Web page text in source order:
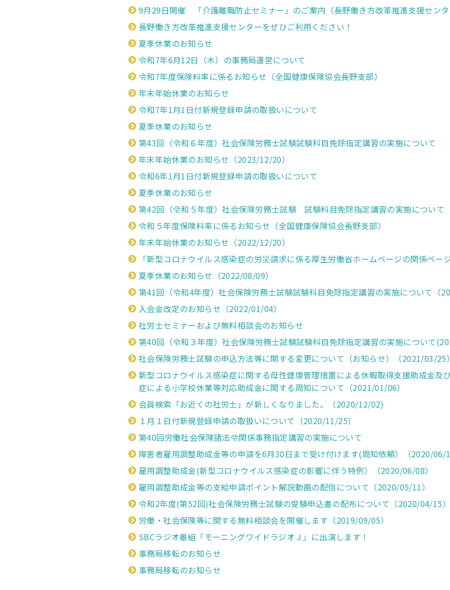
9月29日開催 「介護離職防止セミナー」のご案内（長野働き方改革推進支援セン
長野働き方改革推進支援センターをぜひご利用ください！
夏季休業のお知らせ
令和7年6月12日（木）の事務局運営について
令和7年度保険料率に係るお知らせ（全国健康保険協会長野支部）
年末年始休業のお知らせ
令和7年1月1日付新規登録申請の取扱いについて
夏季休業のお知らせ
第43回（令和６年度）社会保険労務士試験試験科目免除指定講習の実施について
年末年始休業のお知らせ（2023/12/20）
令和6年1月1日付新規登録申請の取扱いについて
夏季休業のお知らせ
第42回（令和５年度）社会保険労務士試験 試験科目免除指定講習の実施について
令和５年度保険料率に係るお知らせ（全国健康保険協会長野支部）
年末年始休業のお知らせ（2022/12/20）
「新型コロナウイルス感染症の労災請求に係る厚生労働省ホームページの関係ペー
夏季休業のお知らせ（2022/08/09）
第41回（令和4年度）社会保険労務士試験試験科目免除指定講習の実施について（
入会金改定のお知らせ（2022/01/04）
社労士セミナーおよび無料相談会のお知らせ
第40回（令和３年度）社会保険労務士試験試験科目免除指定講習の実施について
社会保険労務士試験の申込方法等に関する変更について（お知らせ）（2021/03/25
新型コロナウイルス感染症に関する母性健康管理措置による休暇取得支援助成金及
症による小学校休業等対応助成金に関する周知について（2021/01/06）
会員検索「お近くの社労士」が新しくなりました。（2020/12/02)
１月１日付新規登録申請の取扱いについて（2020/11/25）
第40回労働社会保険諸法令関係事務指定講習の実施について
障害者雇用調整助成金等の申請を6月30日まで受け付けます(周知依頼）（2020/06/
雇用調整助成金(新型コロナウイルス感染症の影響に伴う特例）（2020/06/08）
雇用調整助成金等の支給申請ポイント解説動画の配信について（2020/05/11）
令和2年度(第52回)社会保険労務士試験の受験申込書の配布について（2020/04/15）
労働・社会保険等に関する無料相談会を開催します（2019/09/05）
SBCラジオ番組「モーニングワイドラジオＪ」に出演します！
事務局移転のお知らせ
事務局移転のお知らせ